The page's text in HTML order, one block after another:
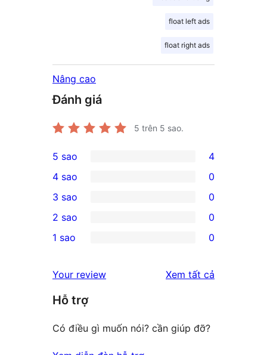
float left ads
float right ads
Nâng cao
Đánh giá
5 trên 5 sao.
4
5-
star
reviews
5 sao 4
4-
star
reviews
4 sao 0
0
3-
star
3 sao 0
2-
reviews
2 sao 0
star
reviews
1 sao 0
Your review Xem tất cả
Hỗ trợ
Có điều gì muốn nói? cần giúp đỡ?